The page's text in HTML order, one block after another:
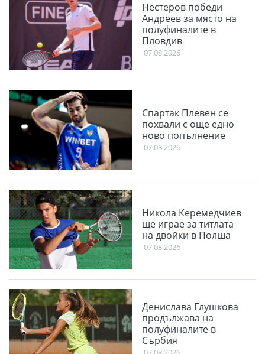
Нестеров победи
Андреев за място на
полуфиналите в
Пловдив
07.08.2026
Спартак Плевен се
похвали с още едно
ново попълнение
07.08.2026
Никола Керемедчиев
ще играе за титлата
на двойки в Полша
07.08.2026
Денислава Глушкова
продължава на
полуфиналите в
Сърбия